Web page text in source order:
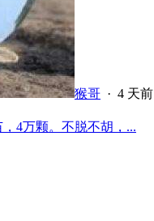
猴哥 · 4 天前
4万颗。不脱不胡，...